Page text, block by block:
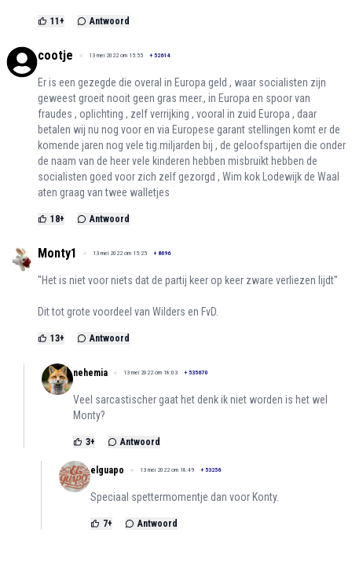
11 + Antwoord
cootje 13 mei 2022 om 15:55 + 52614
Er is een gezegde die overal in Europa geld , waar socialisten zijn
geweest groeit nooit geen gras meer., in Europa en spoor van
fraudes , oplichting , zelf verrijking , vooral in zuid Europa , daar
betalen wij nu nog voor en via Europese garant stellingen komt er de
komende jaren nog vele tig.miljarden bij , de geloofspartijen die onder
de naam van de heer vele kinderen hebben misbruikt hebben de
socialisten goed voor zich zelf gezorgd , Wim kok Lodewijk de Waal
aten graag van twee walletjes
18+ Antwoord
Monty1 13 mei 2022 om 15:25 + 8096
''Het is niet voor niets dat de partij keer op keer zware verliezen lijdt''
Dit tot grote voordeel van Wilders en FvD.
13+ Antwoord
nehemia 13 mei 2022 om 18:03 + 535670
Veel sarcastischer gaat het denk ik niet worden is het wel
Monty?
3+ Antwoord
elguapo 13 mei 2022 om 18:49 + 53256
Speciaal spettermomentje dan voor Konty.
7+ Antwoord